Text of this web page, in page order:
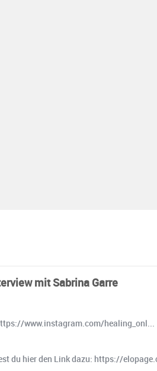
mit Sabrina Garre
www.instagram.com/healing_onl...
du hier den Link dazu: https://